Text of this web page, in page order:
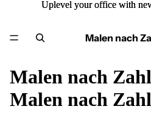
Uplevel your office with
Uplevel your office with
Malen nach
Malen nach
Malen nach